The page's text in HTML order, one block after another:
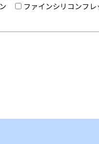
ファインシリコンフレ